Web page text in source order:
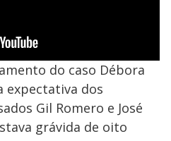
do caso Débora
expectativa dos
Gil Romero e José
grávida de oito